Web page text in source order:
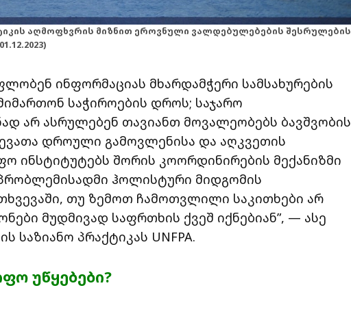
აღმოფხვრის მიზნით ეროვნული ვალდებულებების შესრულების
ინფორმაციას მხარდამჭერი სამსახურების
საჭიროების დროს; საჯარო
არ ასრულებენ თავიანთ მოვალეობებს ბავშვობის
დროული გამოვლენისა და აღკვეთის
ინსტიტუტებს შორის კოორდინირების მექანიზმი
პრობლემისადმი ჰოლისტური მიდგომის
თუ ზემოთ ჩამოთვლილი საკითხები არ
მუდმივად საფრთხის ქვეშ იქნებიან”, — ასე
საზიანო პრაქტიკას UNFPA.
უწყებები?